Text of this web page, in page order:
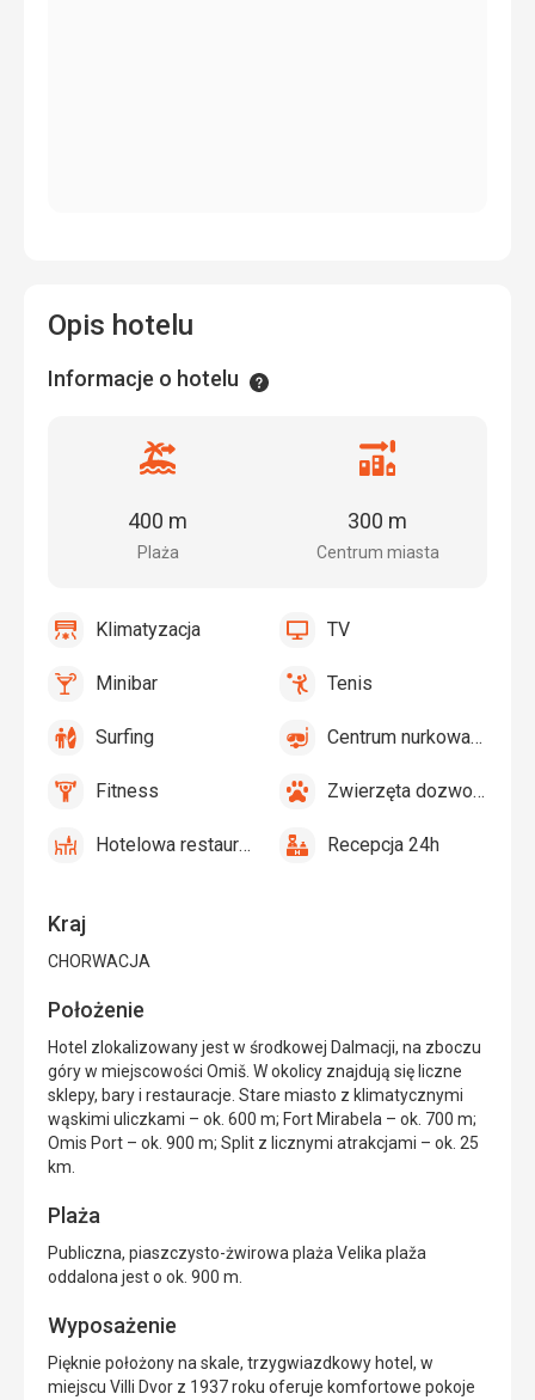
Kraj
CHORWACJA
Położenie
Hotel zlokalizowany jest w środkowej Dalmacji, na zboczu
góry w miejscowości Omiš. W okolicy znajdują się liczne
sklepy, bary i restauracje. Stare miasto z klimatycznymi
wąskimi uliczkami – ok. 600 m; Fort Mirabela – ok. 700 m;
Omis Port – ok. 900 m; Split z licznymi atrakcjami – ok. 25
km.
Plaża
Publiczna, piaszczysto-żwirowa plaża Velika plaža
oddalona jest o ok. 900 m.
Wyposażenie
Pięknie położony na skale, trzygwiazdkowy hotel, w
miejscu Villi Dvor z 1937 roku oferuje komfortowe pokoje
Opis hotelu
Informacje o hotelu Informacje
Odległość
plaży
Plaża
400 m
Odległość
centrum
Centrum miasta
300 m
Klimatyzacja
Klimatyzacja
tak TV TV
tak
Minibar,Minibar
tak
Tenis,Tenis
tak
SurfingSurfing
tak
Centrum
Centrum nurkowania
tak
FitnessFitness
tak
Zwierzęta
Zwierzęta dozwolone
tak
Hotelowa
Hotelowa restauracja
tak
RecepcjaRecepcja 24h
tak